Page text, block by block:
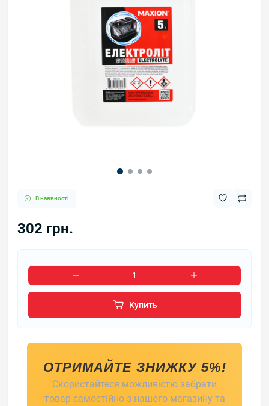
В наявності
302 грн.
Купить
ОТРИМАЙТЕ ЗНИЖКУ 5%!
Скористайтеся можливістю забрати
товар самостійно з нашого магазину та